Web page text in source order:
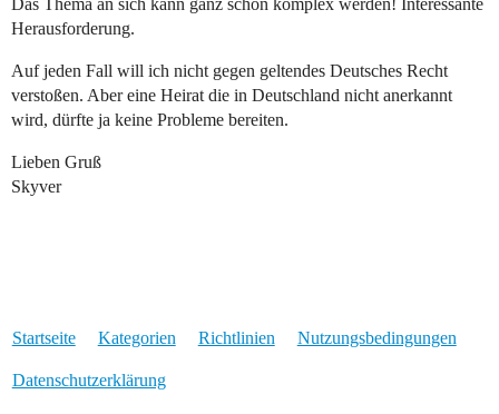
Das Thema an sich kann ganz schön komplex werden! Interessante
Herausforderung.
Auf jeden Fall will ich nicht gegen geltendes Deutsches Recht
verstoßen. Aber eine Heirat die in Deutschland nicht anerkannt
wird, dürfte ja keine Probleme bereiten.
Lieben Gruß
Skyver
Startseite Kategorien Richtlinien Nutzungsbedingungen
Datenschutzerklärung